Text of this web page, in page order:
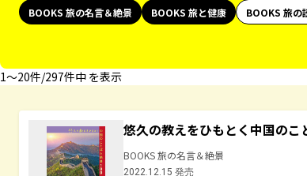
BOOKS 旅の名言＆絶景
BOOKS 旅と健康 BOOKS 旅の
1〜20件/297件中 を表示
悠久の教えをひもとく中国のこ
BOOKS 旅の名言＆絶景
2022.12.15 発売